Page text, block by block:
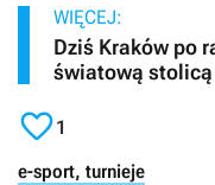
WIĘCEJ:
Dziś Kraków po
światową stolicą
1
e-sport, turnieje